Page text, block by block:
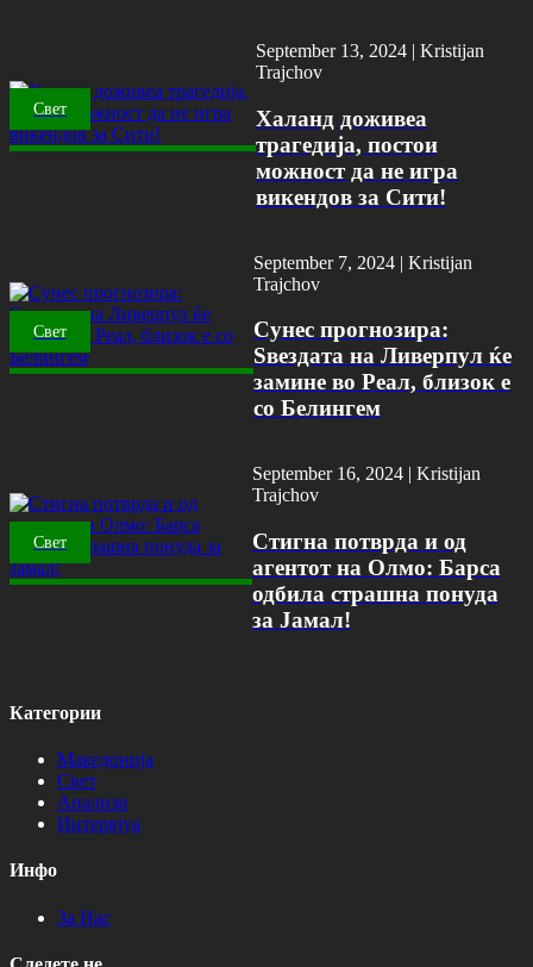
Свет
September 13, 2024 | Kristijan
Trajchov
Халанд доживеа
трагедија, постои
можност да не игра
викендов за Сити!
Свет
September 7, 2024 | Kristijan
Trajchov
Сунес прогнозира:
Ѕвездата на Ливерпул ќе
замине во Реал, близок е
со Белингем
Свет
September 16, 2024 | Kristijan
Trajchov
Стигна потврда и од
агентот на Олмо: Барса
одбила страшна понуда
за Јамал!
Категории
Македонија
Свет
Анализи
Интервјуа
Инфо
За Нас